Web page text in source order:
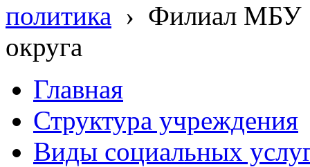
политика › Филиал МБУ
округа
Главная
Структура учреждения
Виды социальных